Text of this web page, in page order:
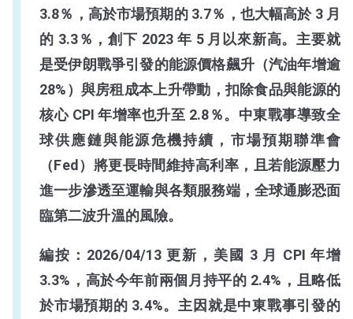
3.8％，高於市場預期的 3.7％，也大幅高於 3 月
的 3.3％，創下 2023 年 5 月以來新高。主要就
是受伊朗戰爭引發的能源價格飆升（汽油年增逾
28%）與房租成本上升帶動，扣除食品與能源的
核心 CPI 年增率也升至 2.8％。中東戰事導致全
球供應鏈與能源危機持續，市場預期聯準會
（Fed）將更長時間維持高利率，且若能源壓力
進一步滲透至運輸與各類服務端，全球通膨恐面
臨第二波升溫的風險。
編按：2026/04/13 更新，美國 3 月 CPI 年增
3.3%，高於今年前兩個月持平的 2.4%，且略低
於市場預期的 3.4%。主因就是中東戰事引發的